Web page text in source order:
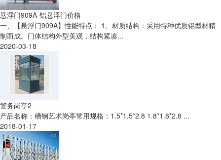
悬浮门909A-铝悬浮门价格
一、【悬浮门909A】性能特点： 1、材质结构：采用特种优质铝型材精
制而成。门体结构外型美观，结构紧凑...
2020-03-18
警务岗亭2
产品名称：槽钢艺术岗亭常用规格：1.5*1.5*2.8 1.8*1.8*2.8 ...
2018-01-17